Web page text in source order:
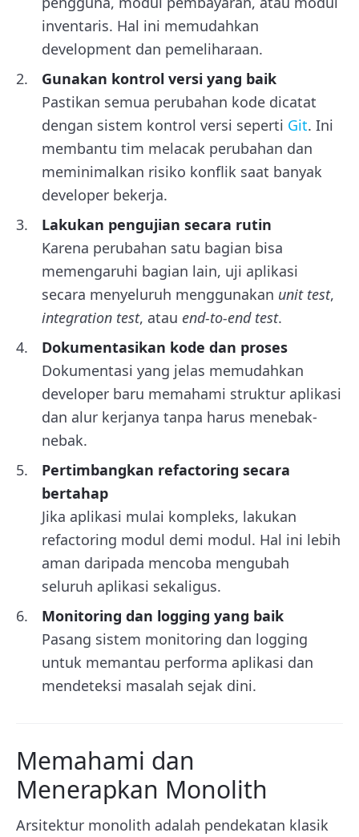
inventaris. Hal ini memudahkan
development dan pemeliharaan.
Gunakan kontrol versi yang baik
Pastikan semua perubahan kode dicatat
dengan sistem kontrol versi seperti Git. Ini
membantu tim melacak perubahan dan
meminimalkan risiko konflik saat banyak
developer bekerja.
Lakukan pengujian secara rutin
Karena perubahan satu bagian bisa
memengaruhi bagian lain, uji aplikasi
secara menyeluruh menggunakan unit test,
integration test, atau end-to-end test.
Dokumentasikan kode dan proses
Dokumentasi yang jelas memudahkan
developer baru memahami struktur aplikasi
dan alur kerjanya tanpa harus menebak-
nebak.
Pertimbangkan refactoring secara
bertahap
Jika aplikasi mulai kompleks, lakukan
refactoring modul demi modul. Hal ini lebih
aman daripada mencoba mengubah
seluruh aplikasi sekaligus.
Monitoring dan logging yang baik
Pasang sistem monitoring dan logging
untuk memantau performa aplikasi dan
mendeteksi masalah sejak dini.
Memahami dan
Menerapkan Monolith
Arsitektur monolith adalah pendekatan klasik